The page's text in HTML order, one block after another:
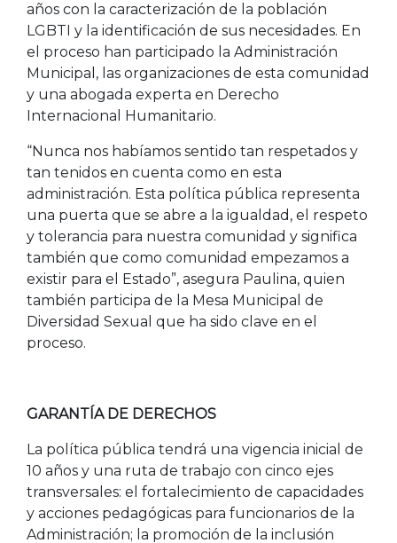
años con la caracterización de la población
LGBTI y la identificación de sus necesidades. En
el proceso han participado la Administración
Municipal, las organizaciones de esta comunidad
y una abogada experta en Derecho
Internacional Humanitario.
“Nunca nos habíamos sentido tan respetados y
tan tenidos en cuenta como en esta
administración. Esta política pública representa
una puerta que se abre a la igualdad, el respeto
y tolerancia para nuestra comunidad y significa
también que como comunidad empezamos a
existir para el Estado”, asegura Paulina, quien
también participa de la Mesa Municipal de
Diversidad Sexual que ha sido clave en el
proceso.
GARANTÍA DE DERECHOS
La política pública tendrá una vigencia inicial de
10 años y una ruta de trabajo con cinco ejes
transversales: el fortalecimiento de capacidades
y acciones pedagógicas para funcionarios de la
Administración; la promoción de la inclusión